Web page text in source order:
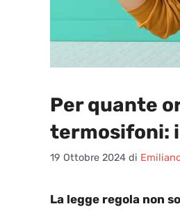
Per quante
termosifoni:
19 Ottobre 2024 di
La legge regola non